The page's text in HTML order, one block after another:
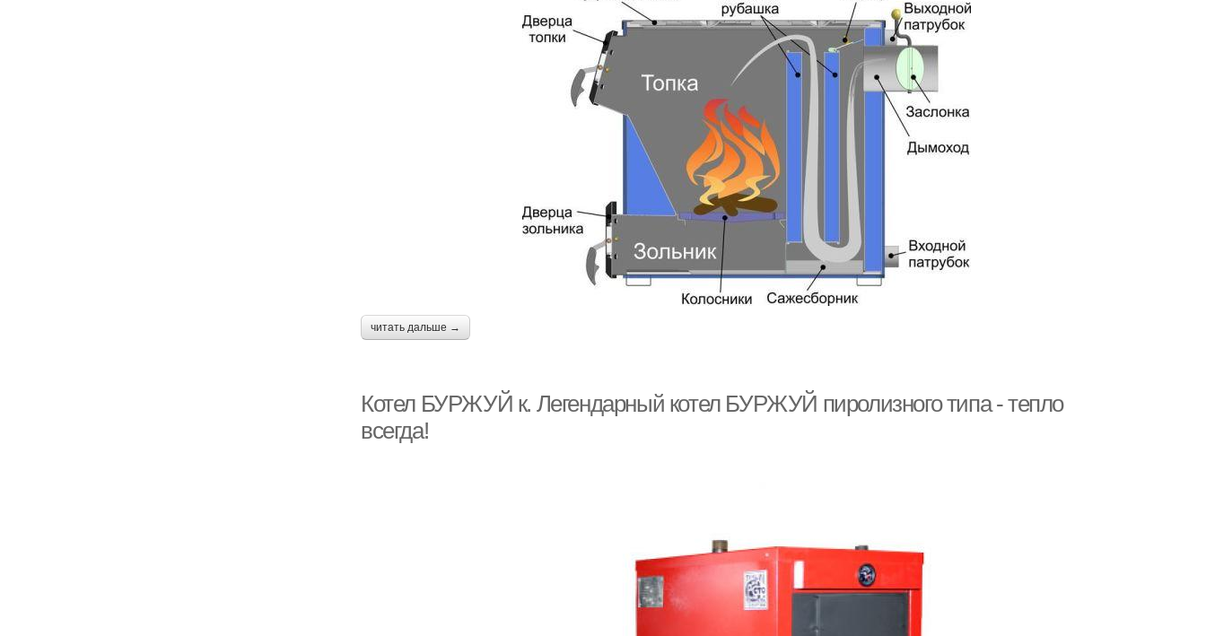
читать дальше →
Котел БУРЖУЙ к. Легендарный котел БУРЖУЙ пиролизного типа - тепло
всегда!